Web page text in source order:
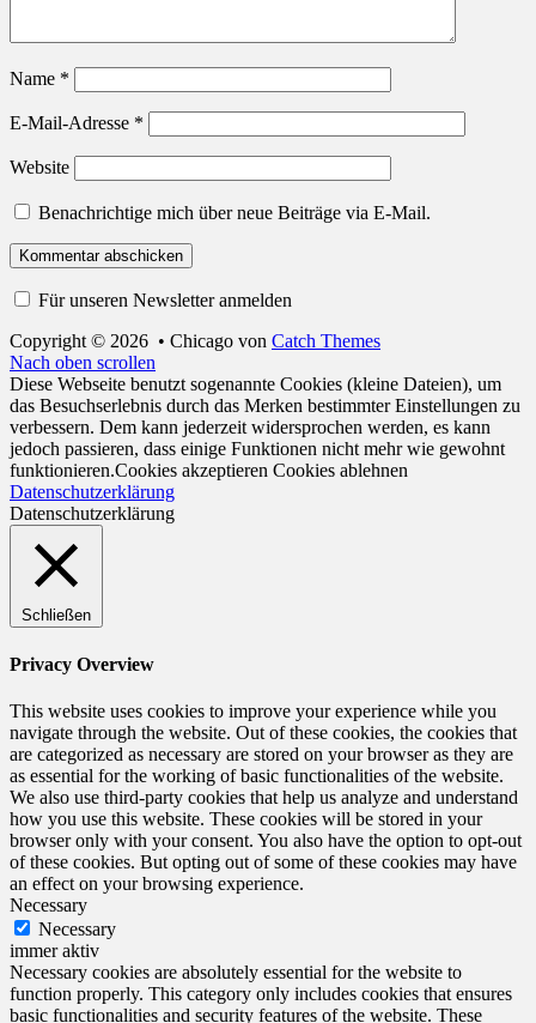
Name *
E-Mail-Adresse *
Website
Benachrichtige mich über neue Beiträge via E-Mail.
Für unseren Newsletter anmelden
Copyright © 2026 • Chicago von Catch Themes
Nach oben scrollen
Diese Webseite benutzt sogenannte Cookies (kleine Dateien), um
das Besuchserlebnis durch das Merken bestimmter Einstellungen zu
verbessern. Dem kann jederzeit widersprochen werden, es kann
jedoch passieren, dass einige Funktionen nicht mehr wie gewohnt
funktionieren.Cookies akzeptieren Cookies ablehnen
Datenschutzerklärung
Datenschutzerklärung
Schließen
Privacy Overview
This website uses cookies to improve your experience while you
navigate through the website. Out of these cookies, the cookies that
are categorized as necessary are stored on your browser as they are
as essential for the working of basic functionalities of the website.
We also use third-party cookies that help us analyze and understand
how you use this website. These cookies will be stored in your
browser only with your consent. You also have the option to opt-out
of these cookies. But opting out of some of these cookies may have
an effect on your browsing experience.
Necessary
Necessary
immer aktiv
Necessary cookies are absolutely essential for the website to
function properly. This category only includes cookies that ensures
basic functionalities and security features of the website. These